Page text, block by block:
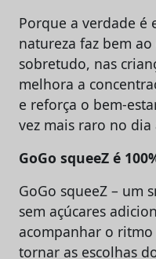
Porque a verdade é
natureza faz bem
sobretudo, nas
melhora a
e reforça o bem-
vez mais raro no
GoGo squeeZ é
GoGo squeeZ – um
sem açúcares
acompanhar o
tornar as escolhas